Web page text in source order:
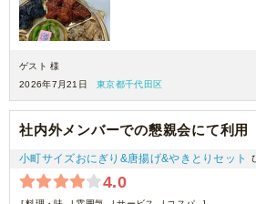
ゲスト 様
2026年7月21日
東京都千代田区
社内外メンバーでの懇親会にて利用
小町サイズおにぎり&唐揚げ&やきとりセット
4.0